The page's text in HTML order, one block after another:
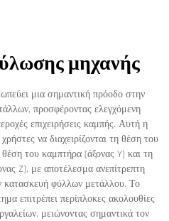
μηχανής
μια σημαντική πρόοδο στην
προσφέροντας ελεγχόμενη
επιχειρήσεις καμπής. Αυτή η
να διαχειρίζονται τη θέση του
του καμπτήρα (άξονας Y) και τη
Z), με αποτέλεσμα ανεπίτρεπτη
κατασκευή φύλλων μετάλλου. Το
επιτρέπει περίπλοκες ακολουθίες
μειώνοντας σημαντικά τον